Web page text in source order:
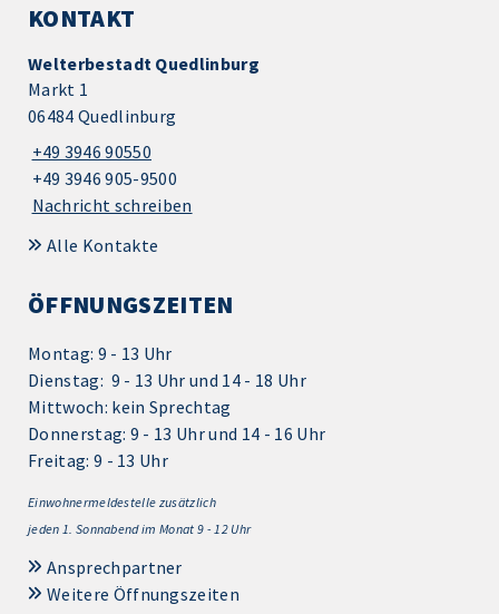
KONTAKT
Welterbestadt Quedlinburg
Markt 1
06484 Quedlinburg
+49 3946 90550
+49 3946 905-9500
Nachricht schreiben
Alle Kontakte
ÖFFNUNGSZEITEN
Montag: 9 - 13 Uhr
Dienstag: 9 - 13 Uhr und 14 - 18 Uhr
Mittwoch: kein Sprechtag
Donnerstag: 9 - 13 Uhr und 14 - 16 Uhr
Freitag: 9 - 13 Uhr
Einwohnermeldestelle zusätzlich
jeden 1. Sonnabend im Monat 9 - 12 Uhr
Ansprechpartner
Weitere Öffnungszeiten